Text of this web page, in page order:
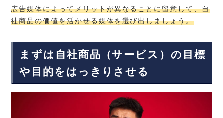
広告媒体によってメリットが異なることに留意して、自
社商品の価値を活かせる媒体を選び出しましょう。
まずは自社商品（サービス）の目標
や目的をはっきりさせる